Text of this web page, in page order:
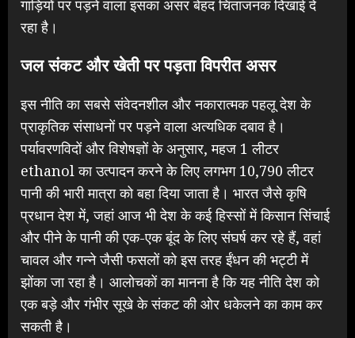
गाड़ियों पर पड़ने वाला इसका असर बेहद चिंताजनक दिखाई दे
रहा है।
जल संकट और खेती पर पड़ता विपरीत असर
इस नीति का सबसे संवेदनशील और नकारात्मक पहलू देश के
प्राकृतिक संसाधनों पर पड़ने वाला अत्यधिक दबाव है।
पर्यावरणविदों और विशेषज्ञों के अनुसार, महज 1 लीटर
ethanol का उत्पादन करने के लिए लगभग 10,790 लीटर
पानी की भारी मात्रा को बहा दिया जाता है। भारत जैसे कृषि
प्रधान देश में, जहां आज भी देश के कई हिस्सों में किसान सिंचाई
और पीने के पानी की एक-एक बूंद के लिए संघर्ष कर रहे हैं, वहां
चावल और गन्ने जैसी फसलों को इस तरह ईंधन की भट्टी में
झोंका जा रहा है। आलोचकों का मानना है कि यह नीति देश को
एक बड़े और गंभीर सूखे के संकट की ओर धकेलने का काम कर
सकती है।